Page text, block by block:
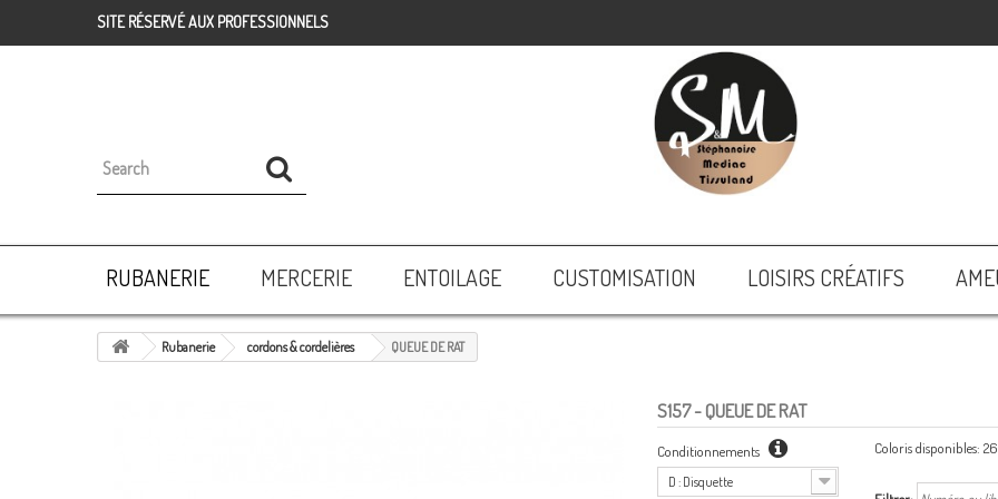
SITE RÉSERVÉ AUX PROFESSIONNELS
RUBANERIE MERCERIE ENTOILAGE CUSTOMISATION LOISIRS CRÉATIFS
Rubanerie cordons & cordelières QUEUE DE RAT
S157- QUEUE DE RAT
Conditionnements
D : Disquette
Coloris disponibles: 26